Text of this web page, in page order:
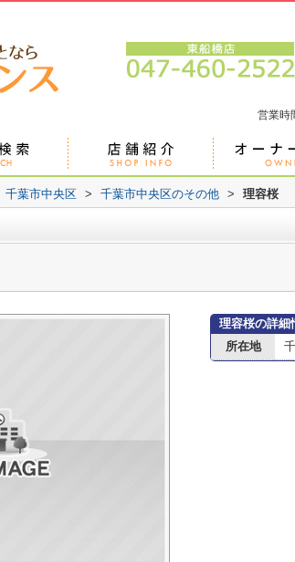
営業時
千葉市中央区 > 千葉市中央区のその他 > 理容桜
理容桜の詳細
所在地